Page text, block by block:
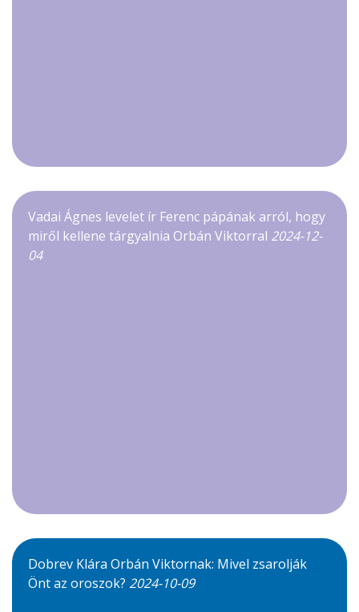
Vadai Ágnes levelet ír Ferenc pápának arról, hogy
miről kellene tárgyalnia Orbán Viktorral 2024-12-
04
Dobrev Klára Orbán Viktornak: Mivel zsarolják
Önt az oroszok? 2024-10-09